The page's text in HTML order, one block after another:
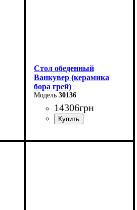
Стол обеденный
Ванкувер (керамика
бора грей)
30136
14306грн
Длина - 120 (+60) см